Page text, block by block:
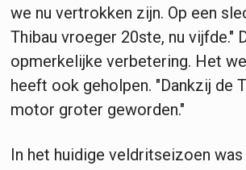
we nu vertrokken zijn. Op een
Thibau vroeger 20ste, nu vijfde."
opmerkelijke verbetering. Het
heeft ook geholpen. "Dankzij de
motor groter geworden."
In het huidige veldritseizoen